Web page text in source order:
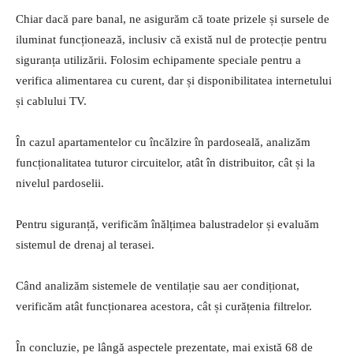
Chiar dacă pare banal, ne asigurăm că toate prizele și sursele de
iluminat funcționează, inclusiv că există nul de protecție pentru
siguranța utilizării. Folosim echipamente speciale pentru a
verifica alimentarea cu curent, dar și disponibilitatea internetului
și cablului TV.
În cazul apartamentelor cu încălzire în pardoseală, analizăm
funcționalitatea tuturor circuitelor, atât în distribuitor, cât și la
nivelul pardoselii.
Pentru siguranță, verificăm înălțimea balustradelor și evaluăm
sistemul de drenaj al terasei.
Când analizăm sistemele de ventilație sau aer condiționat,
verificăm atât funcționarea acestora, cât și curățenia filtrelor.
În concluzie, pe lângă aspectele prezentate, mai există 68 de